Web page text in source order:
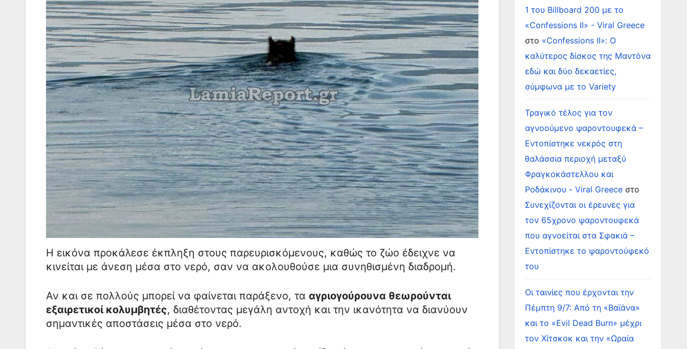
Η εικόνα προκάλεσε έκπληξη στους παρευρισκόμενους, καθώς το ζώο έδειχνε να
κινείται με άνεση μέσα στο νερό, σαν να ακολουθούσε μια συνηθισμένη διαδρομή.
Αν και σε πολλούς μπορεί να φαίνεται παράξενο, τα αγριογούρουνα θεωρούνται
εξαιρετικοί κολυμβητές, διαθέτοντας μεγάλη αντοχή και την ικανότητα να διανύουν
σημαντικές αποστάσεις μέσα στο νερό.
1 του Billboard 200 με το
«Confessions II» - Viral Greece
στο «Confessions II»: Ο
καλύτερος δίσκος της Μαντόνα
εδώ και δύο δεκαετίες,
σύμφωνα με το Variety
Τραγικό τέλος για τον
αγνοούμενο ψαροντουφεκά –
Εντοπίστηκε νεκρός στη
θαλάσσια περιοχή μεταξύ
Φραγκοκάστελλου και
Ροδάκινου - Viral Greeceστο
Συνεχίζονται οι έρευνες για
τον 65χρονο ψαροντουφεκά
που αγνοείται στα Σφακιά –
Εντοπίστηκε το ψαροντούφεκό
του
Οι ταινίες που έρχονται την
Πέμπτη 9/7: Από τη «Βαϊάνα»
και το «Evil Dead Burn» μέχρι
τον Χίτσκοκ και την «Ωραία